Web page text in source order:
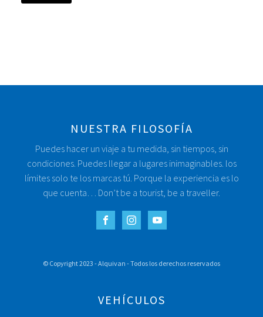
NUESTRA FILOSOFÍA
Puedes hacer un viaje a tu medida, sin tiempos, sin
condiciones. Puedes llegar a lugares inimaginables. los
límites solo te los marcas tú. Porque la experiencia es lo
que cuenta… Don’t be a tourist, be a traveller.
© Copyright 2023 - Alquivan - Todos los derechos reservados
VEHÍCULOS